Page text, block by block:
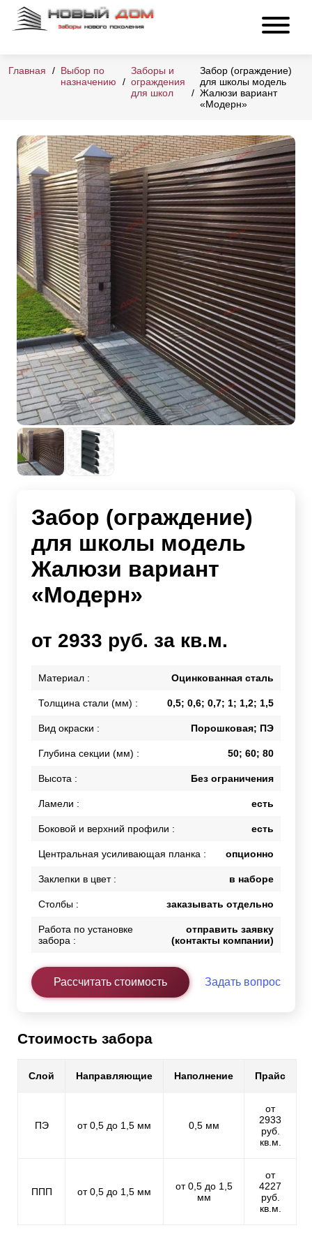
Главная
Выбор по
назначению
Заборы и
ограждения
для школ
Забор (ограждение)
для школы модель
Жалюзи вариант
«Модерн»
Забор (ограждение)
для школы модель
Жалюзи вариант
«Модерн»
от 2933 руб. за кв.м.
Материал : Оцинкованная сталь
Толщина стали (мм) : 0,5; 0,6; 0,7; 1; 1,2; 1,5
Вид окраски : Порошковая; ПЭ
Глубина секции (мм) : 50; 60; 80
Высота : Без ограничения
Ламели : есть
Боковой и верхний профили : есть
Центральная усиливающая планка : опционно
Заклепки в цвет : в наборе
Столбы : заказывать отдельно
Работа по установке
забора :
отправить заявку
(контакты компании)
Рассчитать стоимость Задать вопрос
Стоимость забора
Слой Направляющие Наполнение Прайс
ПЭ от 0,5 до 1,5 мм 0,5 мм
от
2933
руб.
кв.м.
ППП от 0,5 до 1,5 мм
от 0,5 до 1,5
мм
от
4227
руб.
кв.м.